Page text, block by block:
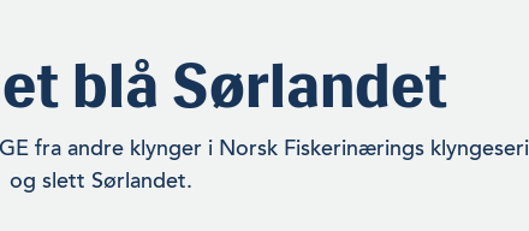
blå Sørlandet
fra andre klynger i Norsk Fiskerinærings
og slett Sørlandet.